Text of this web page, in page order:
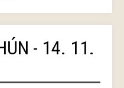
- 14. 11.